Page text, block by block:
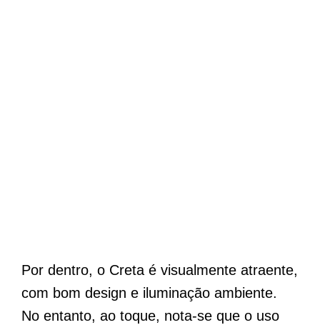
Por dentro, o Creta é visualmente atraente,
com bom design e iluminação ambiente.
No entanto, ao toque, nota-se que o uso